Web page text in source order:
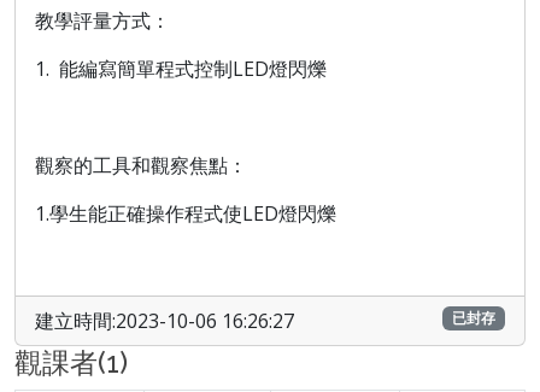
教學評量方式：
1. 能編寫簡單程式控制LED燈閃爍
觀察的工具和觀察焦點：
1.學生能正確操作程式使LED燈閃爍
建立時間:2023-10-06 16:26:27 已封存
觀課者(1)